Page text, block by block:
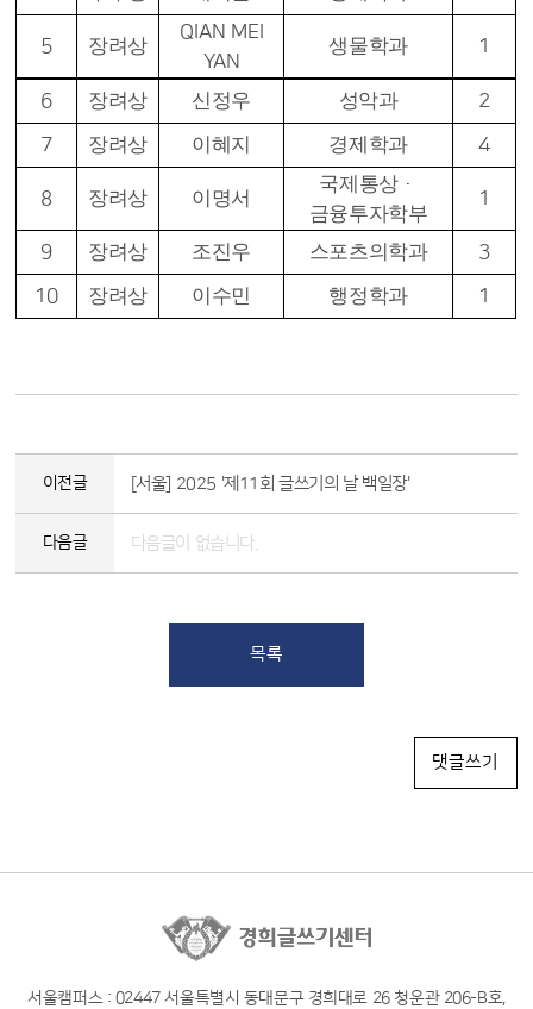
5 장려상
QIAN MEI
YAN
생물학과 1
6 장려상 신정우 성악과
2
7
장려상 이혜지 경제학과 4
8 장려상 이명서
국제통상·
금융투자학부
1
9 장려상 조진우 스포츠의학과
3
10
장려상 이수민 행정학과 1
이전글 [서울] 2025 '제11회 글쓰기의 날 백일장'
다음글 다음글이 없습니다.
목록
댓글쓰기
서울캠퍼스 : 02447 서울특별시 동대문구 경희대로 26 청운관 206-B호,